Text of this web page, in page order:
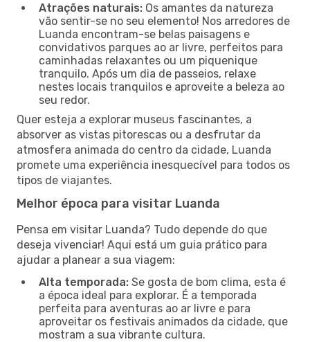
Atrações naturais: Os amantes da natureza
vão sentir-se no seu elemento! Nos arredores de
Luanda encontram-se belas paisagens e
convidativos parques ao ar livre, perfeitos para
caminhadas relaxantes ou um piquenique
tranquilo. Após um dia de passeios, relaxe
nestes locais tranquilos e aproveite a beleza ao
seu redor.
Quer esteja a explorar museus fascinantes, a
absorver as vistas pitorescas ou a desfrutar da
atmosfera animada do centro da cidade, Luanda
promete uma experiência inesquecível para todos os
tipos de viajantes.
Melhor época para visitar Luanda
Pensa em visitar Luanda? Tudo depende do que
deseja vivenciar! Aqui está um guia prático para
ajudar a planear a sua viagem:
Alta temporada: Se gosta de bom clima, esta é
a época ideal para explorar. É a temporada
perfeita para aventuras ao ar livre e para
aproveitar os festivais animados da cidade, que
mostram a sua vibrante cultura.